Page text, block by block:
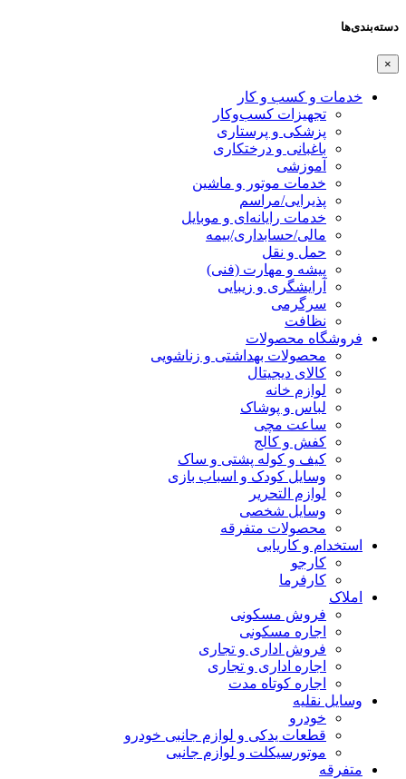
دسته‌بندی‌ها
×
خدمات و کسب و کار
تجهیزات کسب‌وکار
پزشکی و پرستاری
باغبانی و درختکاری
آموزشی
خدمات موتور و ماشین
پذیرایی/مراسم
خدمات رایانه‌ای و موبایل
مالی/حسابداری/بیمه
حمل و نقل
پیشه و مهارت (فنی)
آرایشگری و زیبایی
سرگرمی
نظافت
فروشگاه محصولات
محصولات بهداشتی و زناشویی
کالای دیجیتال
لوازم خانه
لباس و پوشاک
ساعت مچی
کفش و کالج
کیف و کوله پشتی و ساک
وسایل کودک و اسباب بازی
لوازم التحریر
وسایل شخصی
محصولات متفرقه
استخدام و کاریابی
کارجو
کارفرما
املاک
فروش مسکونی
اجاره مسکونی
فروش اداری و تجاری
اجاره اداری و تجاری
اجاره کوتاه مدت
وسایل نقلیه
خودرو
قطعات یدکی و لوازم جانبی خودرو
موتورسیکلت و لوازم جانبی
متفرقه